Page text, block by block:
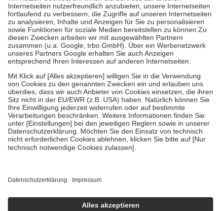
Kosten der Leistung zu entrichten.
Diese Regeln gelten grundsätzlich auch für Online-Apotheken.
Bei Heilmitteln und häuslicher Krankenpflege beträgt die
Zuzahlung zehn Prozent der Kosten sowie zehn Euro je
Verordnung.
Um das Engagement der Versicherten für ihre eigene Gesundheit zu
stärken und die besondere Stellung der Familie zu unterstützen,
fallenkeine Zuzahlungenan bei:
• Kindern und Jugendlichen bis zum vollendeten 18. Lebensjahr
mit Ausnahme der Fahrkosten
• Untersuchungen zur Vorsorge und Früherkennung, die von der
GKV getragen werden
• empfohlenen Schutzimpfungen
• Harn- und Blutteststreifen
getroffen, um sicherzustellen, dass es sich um echte Bewertungen
https://help.etrusted.com/hc/de/articles/4419944605341